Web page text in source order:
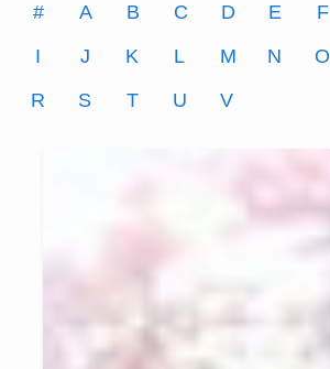
# A B C D E F
I
J K L M N O
R
S T U V